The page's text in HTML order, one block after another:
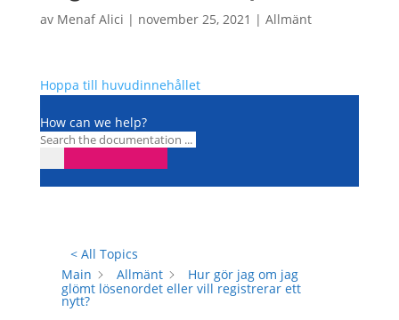
av Menaf Alici | november 25, 2021 | Allmänt
Hoppa till huvudinnehållet
How can we help?
< All Topics
Main
Allmänt
Hur gör jag om jag
glömt lösenordet eller vill registrerar ett
nytt?